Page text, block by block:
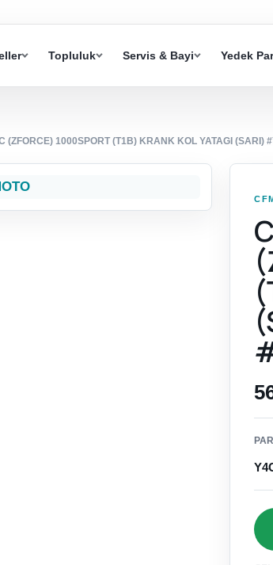
Topluluk Servis & Bayi Yedek
(ZFORCE) 1000SPORT (T1B) KRANK KOL YATAGI (SARI)